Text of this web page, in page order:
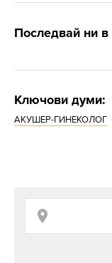
Последвай ни в
Ключови думи:
АКУШЕР-ГИНЕКОЛОГ